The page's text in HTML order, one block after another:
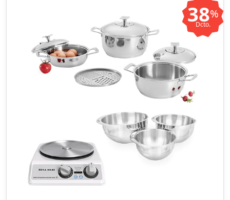
38%
Dcto.